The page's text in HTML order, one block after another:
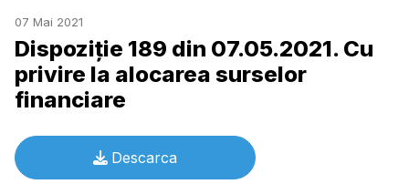
07 Mai 2021
Dispoziție 189 din 07.05.2021. Cu
privire la alocarea surselor
financiare
Descarca